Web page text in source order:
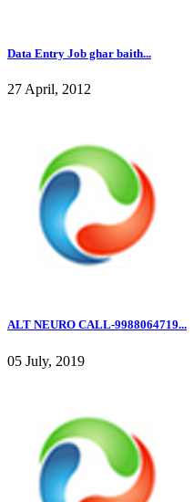
Data Entry Job ghar baith...
27 April, 2012
ALT NEURO CALL-9988064719...
05 July, 2019